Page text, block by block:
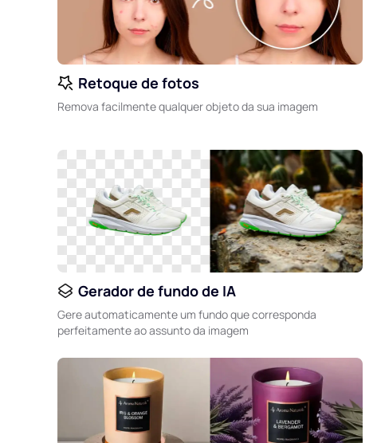
Retoque de fotos
Remova facilmente qualquer objeto da sua imagem
Gerador de fundo de IA
Gere automaticamente um fundo que corresponda
perfeitamente ao assunto da imagem